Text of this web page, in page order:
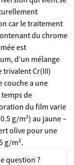
car le traitement
du chrome
est
d’un mélange
trivalent Cr(III)
couche a une
de
du film varie
g/m²) au jaune –
olive pour une
g/m².
question ?